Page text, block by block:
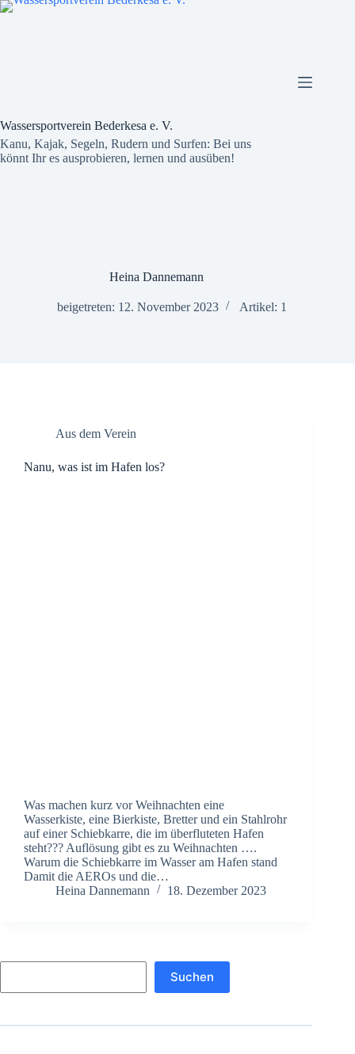
Zum
Wassersportverein Bederkesa e. V.
Kanu, Kajak, Segeln, Rudern und Surfen: Bei uns
könnt Ihr es ausprobieren, lernen und ausüben!
Heina Dannemann
beigetreten: 12. November 2023 Artikel: 1
Aus dem Verein
Nanu, was ist im Hafen los?
Was machen kurz vor Weihnachten eine
Wasserkiste, eine Bierkiste, Bretter und ein Stahlrohr
auf einer Schiebkarre, die im überfluteten Hafen
steht??? Auflösung gibt es zu Weihnachten ….
Warum die Schiebkarre im Wasser am Hafen stand
Damit die AEROs und die…
Heina Dannemann
18. Dezember 2023
Suchen